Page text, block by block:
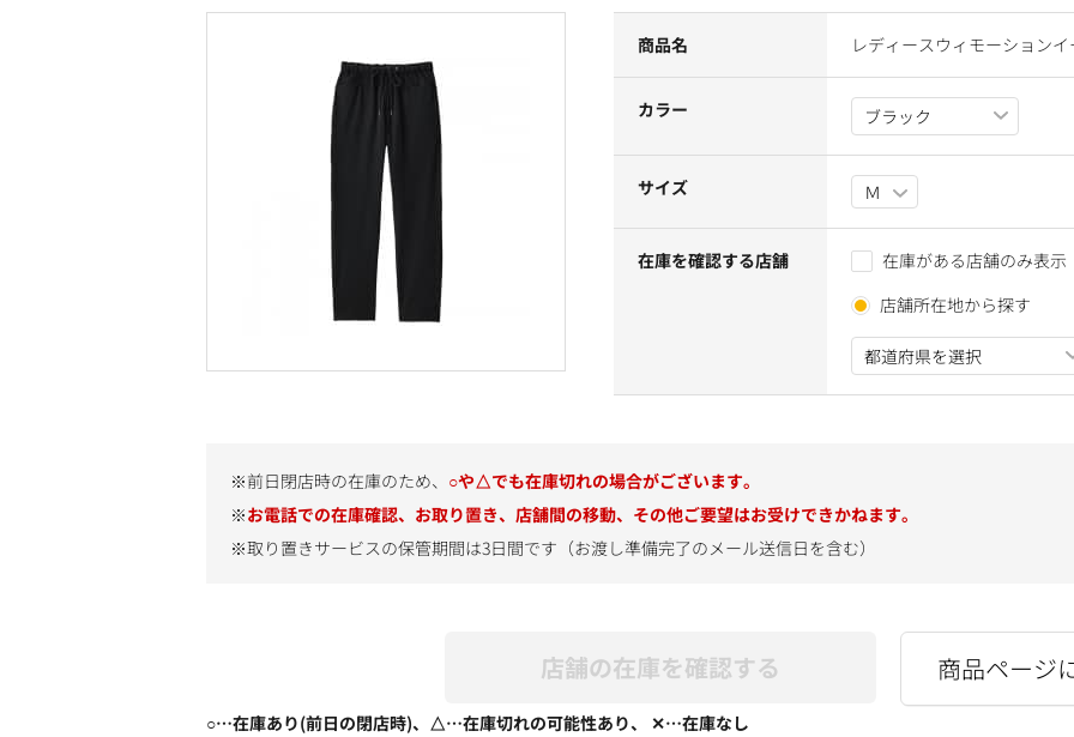
商品名 レディースウィモーション
カラー
サイズ
在庫を確認する店舗
在庫がある店舗のみ表示
店舗所在地から探す
※前日閉店時の在庫のため、 ○や△でも在庫切れの場合がございます。
※お電話での在庫確認、お取り置き、店舗間の移動、その他ご要望はお受けできかねます。
※取り置きサービスの保管期間は3日間です（お渡し準備完了のメール送信日を含む）
店舗の在庫を確認する 商品ページ
○…在庫あり(前日の閉店時)、△…在庫切れの可能性あり、 ✕…在庫なし